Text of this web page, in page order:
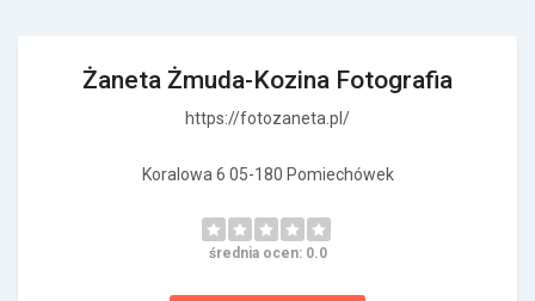
Żaneta Żmuda-Kozina Fotografia
https://fotozaneta.pl/
Koralowa 6 05-180 Pomiechówek
średnia ocen: 0.0